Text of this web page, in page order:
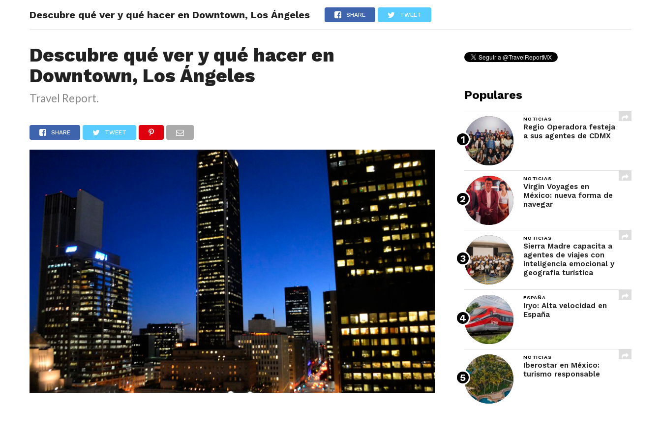
ARTÍCULOS REVIEWS EVENTOS GASTRONOMÍA NOTICIAS
Descubre qué ver y qué hacer en Downtown, Los Ángeles SHARE TWEET
Descubre qué ver y qué hacer en
Downtown, Los Ángeles
Travel Report.
SHARE TWEET
Populares
NOTICIAS
Regio Operadora festeja
a sus agentes de CDMX
NOTICIAS
Virgin Voyages en
México: nueva forma de
navegar
NOTICIAS
Sierra Madre capacita a
agentes de viajes con
inteligencia emocional y
geografía turística
ESPAÑA
Iryo: Alta velocidad en
España
NOTICIAS
Iberostar en México:
turismo responsable